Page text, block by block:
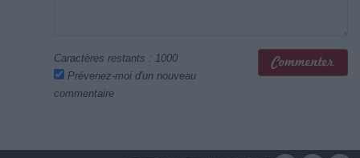
Caractères restants : 1000
Prévenez-moi d'un nouveau
commentaire